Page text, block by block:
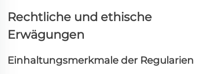
Rechtliche und ethische
Erwägungen
Einhaltungsmerkmale der Regularien